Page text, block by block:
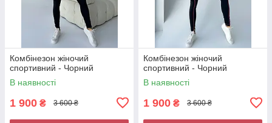
Комбінезон жіночий
спортивний - Чорний
В наявності
1 900 ₴ 3 600 ₴
Комбінезон жіночий
спортивний - Чорний
В наявності
1 900 ₴ 3 600 ₴